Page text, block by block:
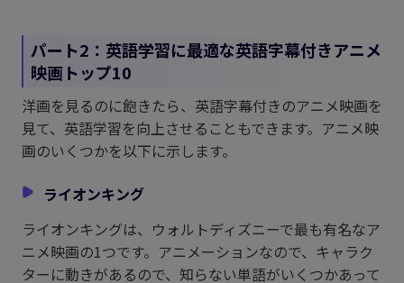
パート2：英語学習に最適な英語字幕付きアニメ
映画トップ10
洋画を見るのに飽きたら、英語字幕付きのアニメ映画を
見て、英語学習を向上させることもできます。アニメ映
画のいくつかを以下に示します。
ライオンキング
ライオンキングは、ウォルトディズニーで最も有名なア
ニメ映画の1つです。アニメーションなので、キャラク
ターに動きがあるので、知らない単語がいくつかあって